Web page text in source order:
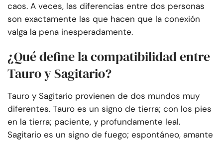
caos. A veces, las diferencias entre dos personas
son exactamente las que hacen que la conexión
valga la pena inesperadamente.
¿Qué define la compatibilidad entre
Tauro y Sagitario?
Tauro y Sagitario provienen de dos mundos muy
diferentes. Tauro es un signo de tierra; con los pies
en la tierra; paciente, y profundamente leal.
Sagitario es un signo de fuego; espontáneo, amante